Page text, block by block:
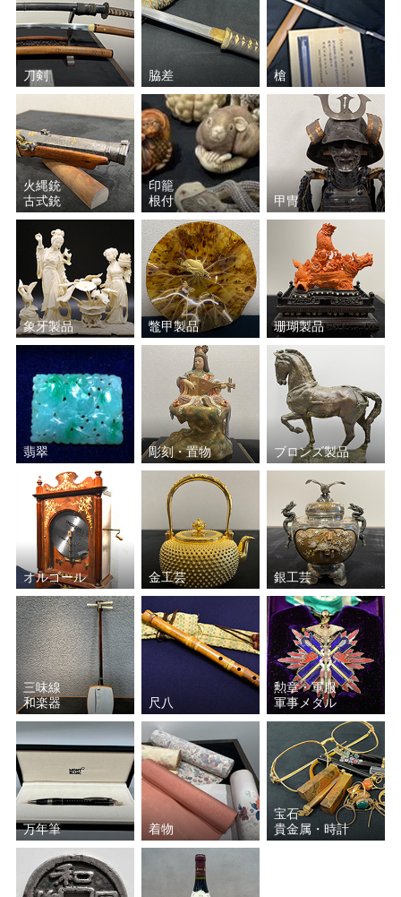
刀剣 脇差 槍
火縄銃
古式銃
印籠
根付
甲冑
象牙製品 鼈甲製品 珊瑚製品
翡翠 彫刻・置物 ブロンズ製品
オルゴール 金工芸 銀工芸
三味線
和楽器
尺八
勲章・軍服
軍事メダル
万年筆 着物
宝石
貴金属・時計